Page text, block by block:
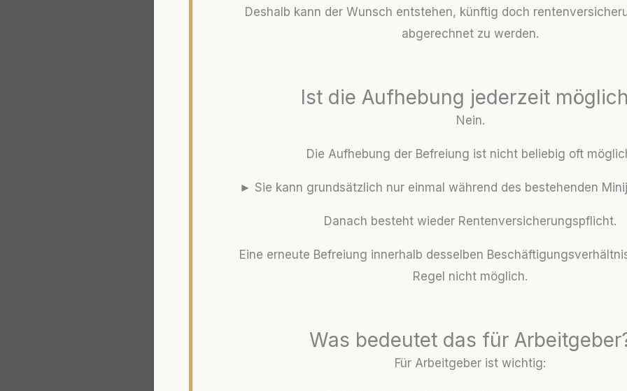
Deshalb kann der Wunsch entstehen, künftig doch
abgerechnet zu werden.
Ist die Aufhebung jederzeit
Nein.
Die Aufhebung der Befreiung ist nicht beliebig oft
► Sie kann grundsätzlich nur einmal während des bestehenden
Danach besteht wieder Rentenversicherungspflicht.
Eine erneute Befreiung innerhalb desselben
Regel nicht möglich.
Was bedeutet das für
Für Arbeitgeber ist wichtig: